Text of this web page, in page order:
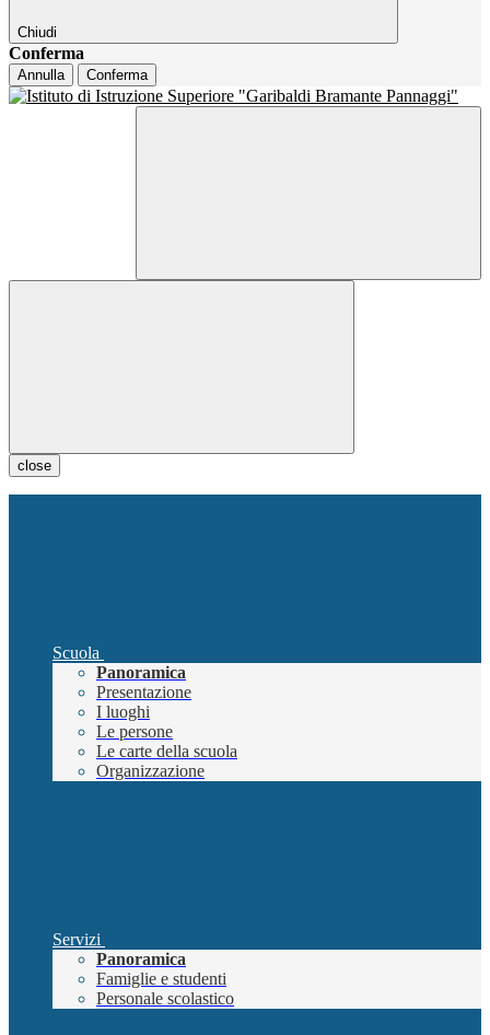
Chiudi
Conferma
Annulla Conferma
close
Scuola
Panoramica
Presentazione
I luoghi
Le persone
Le carte della scuola
Organizzazione
Servizi
Panoramica
Famiglie e studenti
Personale scolastico